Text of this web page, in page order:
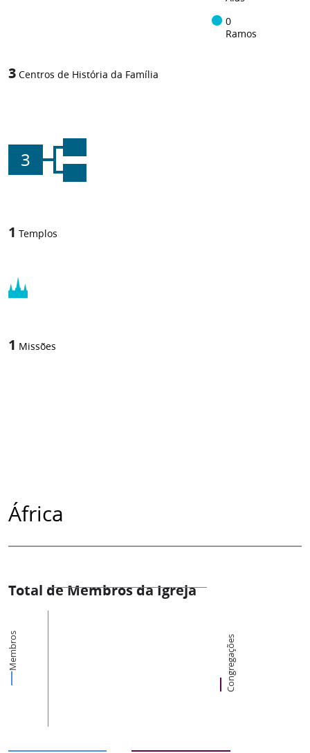
0
Ramos
3 Centros de História da Família
3
1 Templos
1 Missões
África
Total de Membros da Igreja
Membros Congregações